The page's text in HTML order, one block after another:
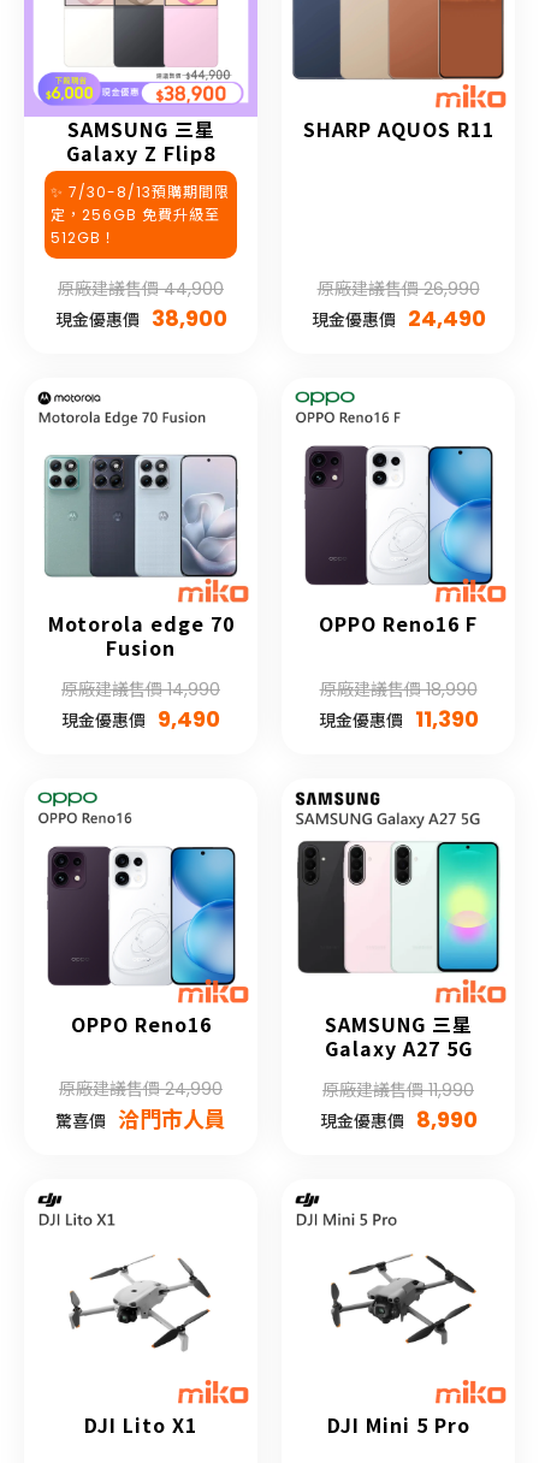
SAMSUNG 三星
Galaxy Z Flip8
✨ 7/30-8/13預購期間限
定，256GB 免費升級至
512GB！
原廠建議售價 44,900
現金優惠價 38,900
SHARP AQUOS R11
原廠建議售價 26,990
現金優惠價 24,490
Motorola edge 70
Fusion
原廠建議售價 14,990
現金優惠價 9,490
OPPO Reno16 F
原廠建議售價 18,990
現金優惠價 11,390
OPPO Reno16
原廠建議售價 24,990
驚喜價 洽門市人員
SAMSUNG 三星
Galaxy A27 5G
原廠建議售價 11,990
現金優惠價 8,990
DJI Lito X1 DJI Mini 5 Pro